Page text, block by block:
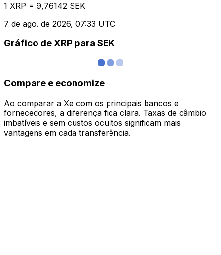
1 XRP = 9,76142 SEK
7 de ago. de 2026, 07:33 UTC
Gráfico de XRP para SEK
Compare e economize
Ao comparar a Xe com os principais bancos e
fornecedores, a diferença fica clara. Taxas de câmbio
imbatíveis e sem custos ocultos significam mais
vantagens em cada transferência.